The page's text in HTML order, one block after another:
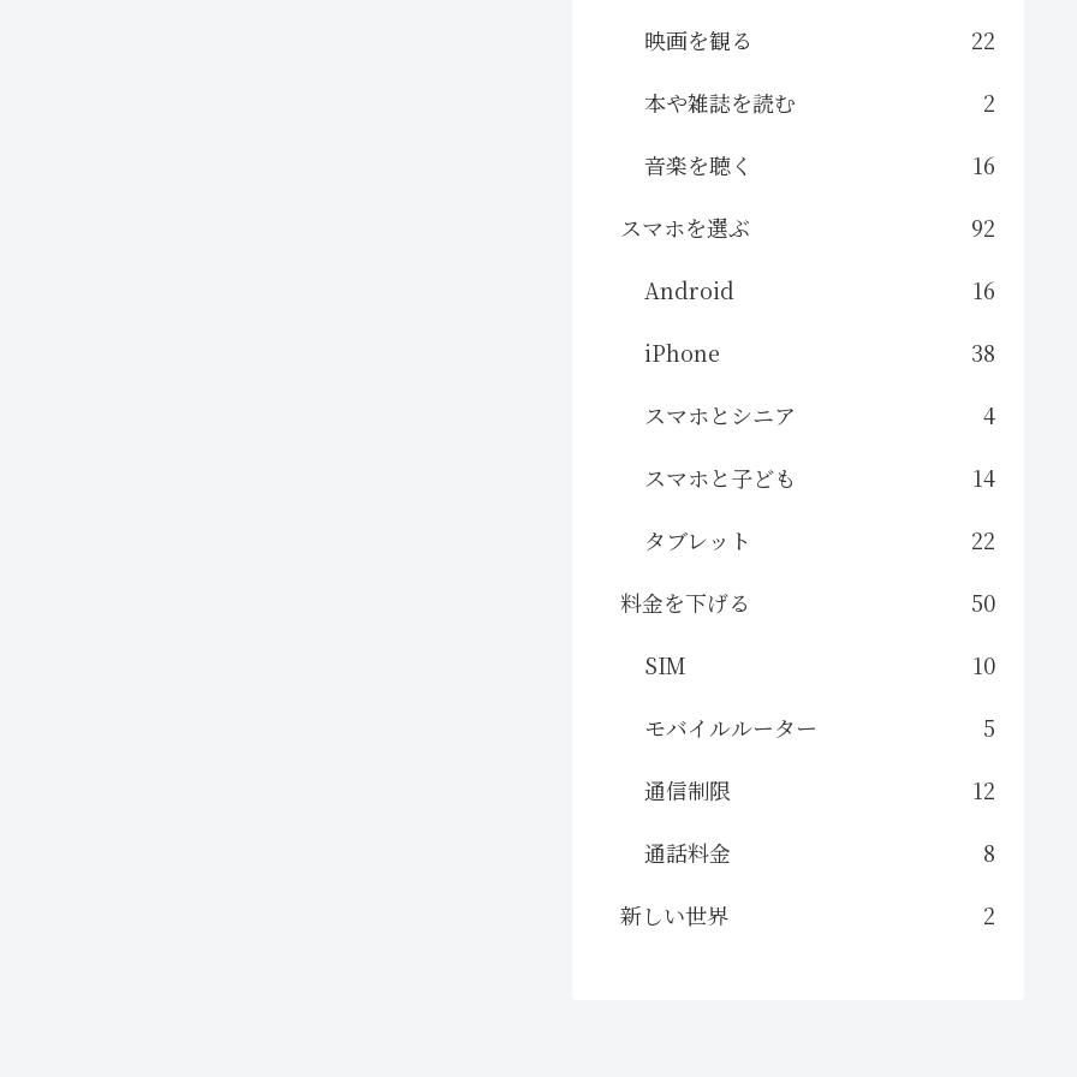
映画を観る
22
本や雑誌を読む
2
音楽を聴く
16
スマホを選ぶ
92
Android
16
iPhone
38
スマホとシニア
4
スマホと子ども
14
タブレット
22
料金を下げる
50
SIM
10
モバイルルーター
5
通信制限
12
通話料金
8
新しい世界
2